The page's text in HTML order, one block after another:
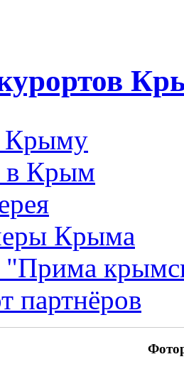
Крыму
в Крым
Крыма
"Прима
партнёров